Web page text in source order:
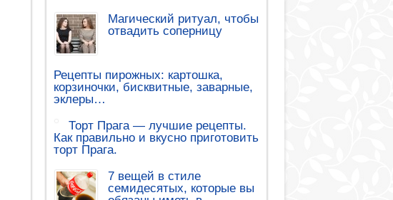
Магический ритуал, чтобы
отвадить соперницу
Рецепты пирожных: картошка,
корзиночки, бисквитные, заварные,
эклеры…
Торт Прага — лучшие рецепты.
Как правильно и вкусно приготовить
торт Прага.
7 вещей в стиле
семидесятых, которые вы